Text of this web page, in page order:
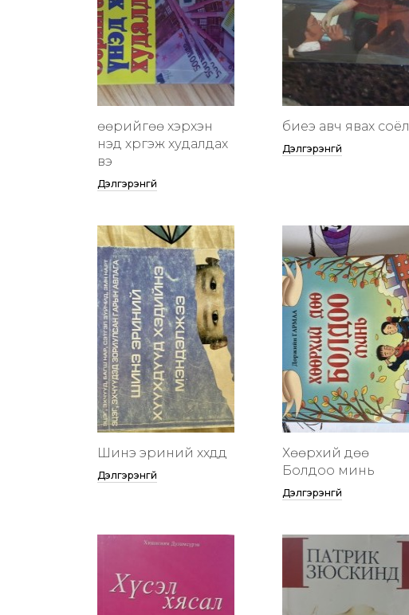
өөрийгөө хэрхэн
үнэд хүргэж худалдах
вэ
Дэлгэрэнгүй
биеэ авч явах соёл
Дэлгэрэнгүй
Шинэ эриний хүүхдүүд
Дэлгэрэнгүй
Хөөрхий дөө
Болдоо минь
Дэлгэрэнгүй